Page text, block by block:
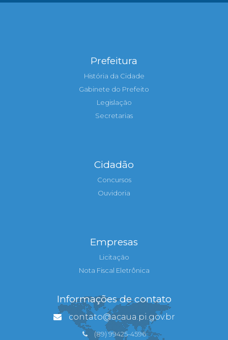
Prefeitura
História da Cidade
Gabinete do Prefeito
Legislação
Secretarias
Cidadão
Concursos
Ouvidoria
Empresas
Licitação
Nota Fiscal Eletrônica
Informações de contato
contato@acaua.pi.gov.br
(89) 99425-4596